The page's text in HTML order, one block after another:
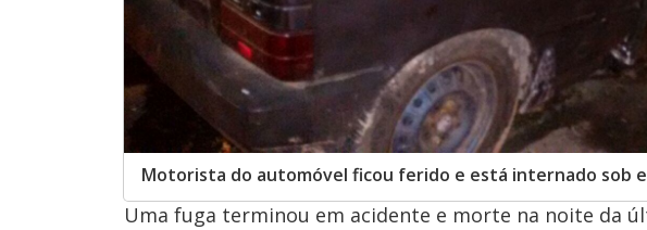
Motorista do automóvel ficou ferido e está internado sob
Uma fuga terminou em acidente e morte na noite da